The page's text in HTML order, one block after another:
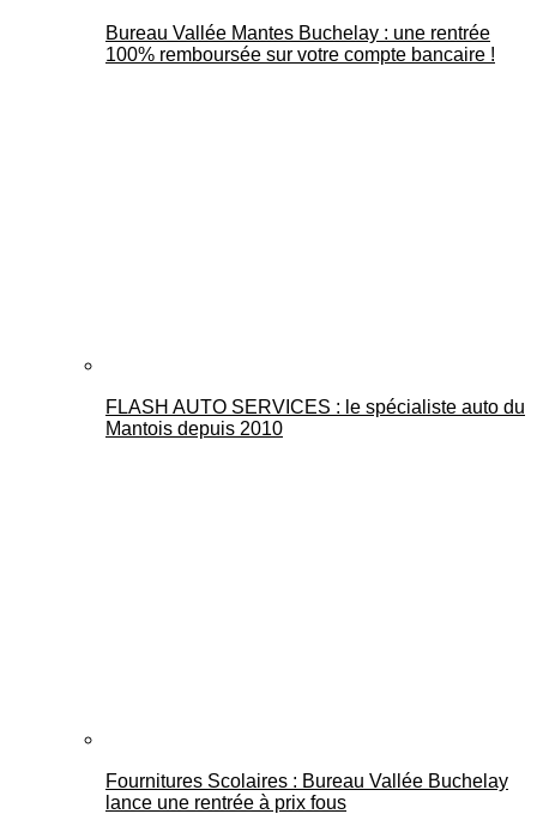
Bureau Vallée Mantes Buchelay : une rentrée
100% remboursée sur votre compte bancaire !
FLASH AUTO SERVICES : le spécialiste auto du
Mantois depuis 2010
Fournitures Scolaires : Bureau Vallée Buchelay
lance une rentrée à prix fous